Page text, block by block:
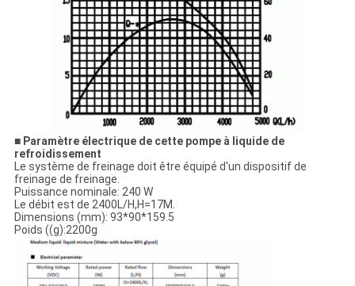
■ Paramètre électrique de cette pompe à liquide de
refroidissement
Le système de freinage doit être équipé d'un dispositif de
freinage de freinage.
Puissance nominale: 240 W
Le débit est de 2400L/H,H=17M.
Dimensions (mm): 93*90*159.5
Poids ((g):2200g